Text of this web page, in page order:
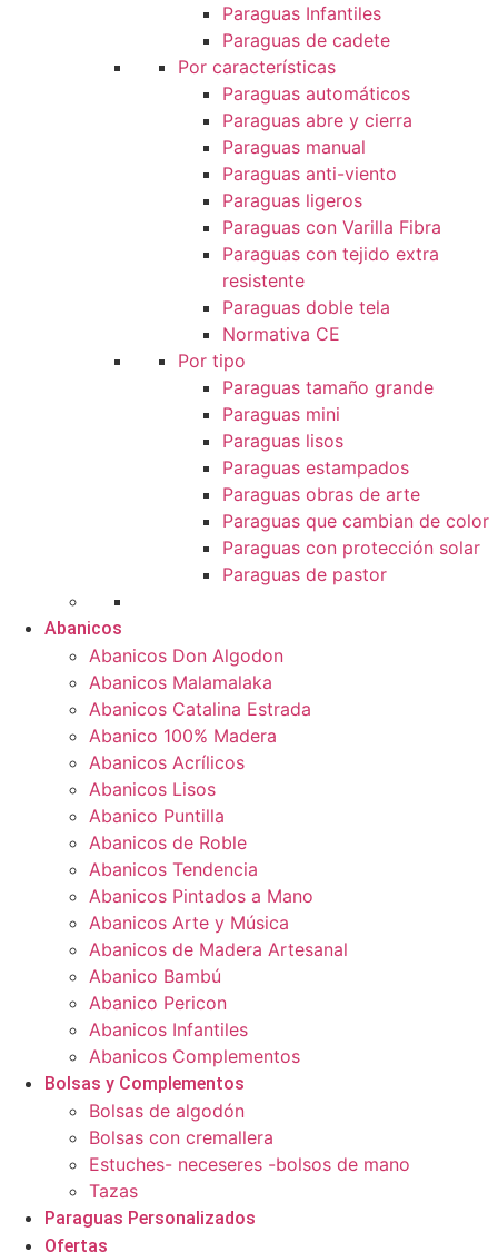
Paraguas Infantiles
Paraguas de cadete
Por características
Paraguas automáticos
Paraguas abre y cierra
Paraguas manual
Paraguas anti-viento
Paraguas ligeros
Paraguas con Varilla Fibra
Paraguas con tejido extra
resistente
Paraguas doble tela
Normativa CE
Por tipo
Paraguas tamaño grande
Paraguas mini
Paraguas lisos
Paraguas estampados
Paraguas obras de arte
Paraguas que cambian de color
Paraguas con protección solar
Paraguas de pastor
Abanicos
Abanicos Don Algodon
Abanicos Malamalaka
Abanicos Catalina Estrada
Abanico 100% Madera
Abanicos Acrílicos
Abanicos Lisos
Abanico Puntilla
Abanicos de Roble
Abanicos Tendencia
Abanicos Pintados a Mano
Abanicos Arte y Música
Abanicos de Madera Artesanal
Abanico Bambú
Abanico Pericon
Abanicos Infantiles
Abanicos Complementos
Bolsas y Complementos
Bolsas de algodón
Bolsas con cremallera
Estuches- neceseres -bolsos de mano
Tazas
Paraguas Personalizados
Ofertas